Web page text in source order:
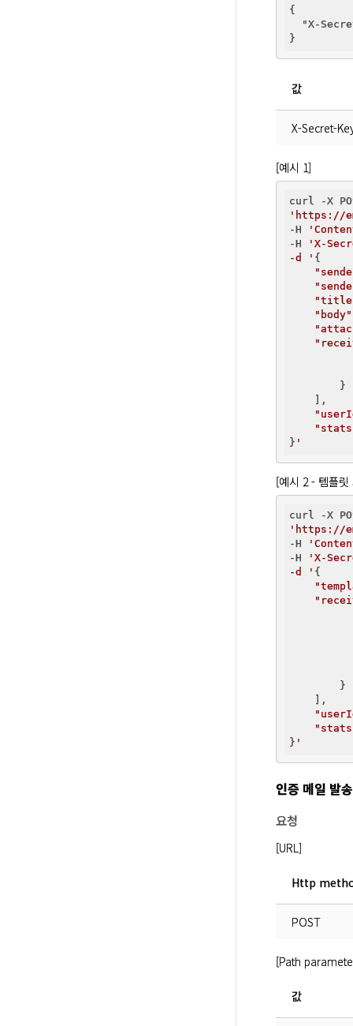
{
"X-
값
X-Secret-
[예시 1]
'https://
-H
-H
'X-
-d ' {
"body"
        }
    ],
}
[예시 2 - 템플릿
'https://
-H
-H
'X-
-d ' {
        }
    ],
}
인증 메일 발송
요청
[URL]
Http
POST
[Path
값